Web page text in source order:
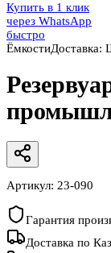
Купить в 1 клик
через WhatsApp
быстро
ЁмкостиДоставка:
Артикул: 23-090
Гарантия
Доставка по